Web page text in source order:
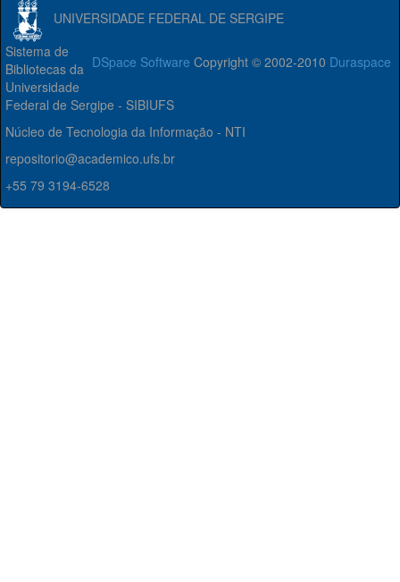
UNIVERSIDADE FEDERAL DE SERGIPE
DSpace Software Copyright © 2002-2010 Duraspace
Sistema de
Bibliotecas da
Universidade
Federal de Sergipe - SIBIUFS
Núcleo de Tecnologia da Informação - NTI
repositorio@academico.ufs.br
+55 79 3194-6528